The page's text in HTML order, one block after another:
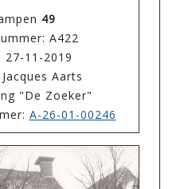
49
A422
27-11-2019
Aarts
"De Zoeker"
A-26-01-00246